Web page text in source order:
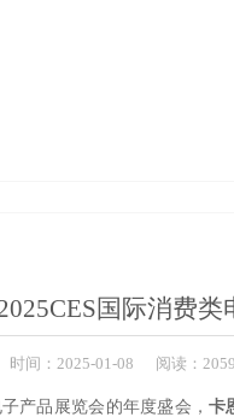
国际消费
时间： 2025-01-08 阅读：2059
子产品展览会的年度盛会，卡